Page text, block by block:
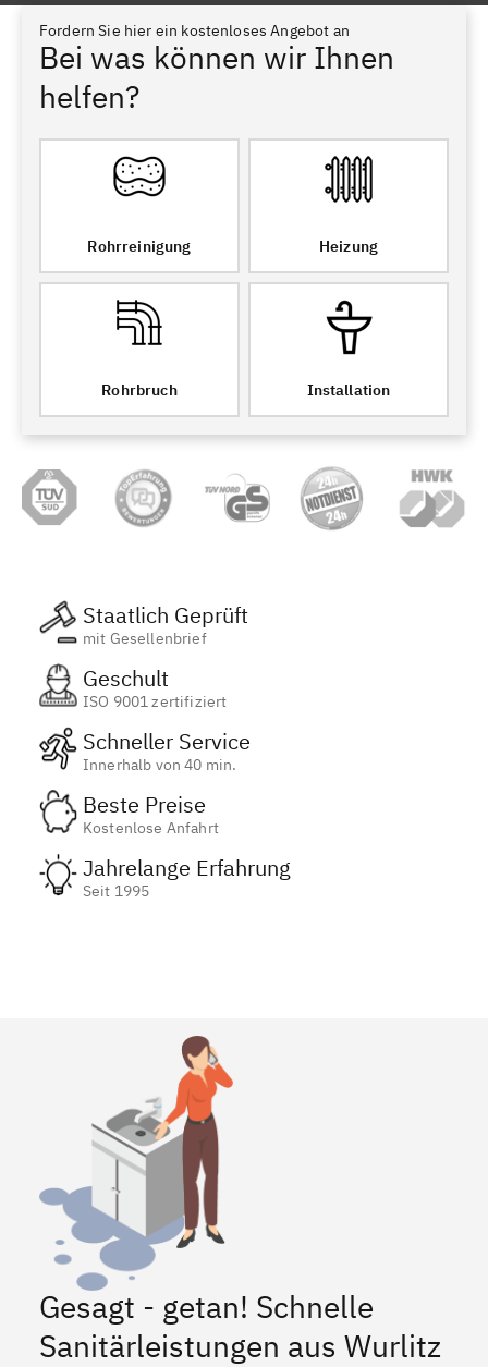
Fordern Sie hier ein kostenloses Angebot an
Bei was können wir Ihnen
helfen?
Rohrreinigung Heizung
Rohrbruch Installation
Staatlich Geprüft
mit Gesellenbrief
Geschult
ISO 9001 zertifiziert
Schneller Service
Innerhalb von 40 min.
Beste Preise
Kostenlose Anfahrt
Jahrelange Erfahrung
Seit 1995
Gesagt - getan! Schnelle
Sanitärleistungen aus Wurlitz